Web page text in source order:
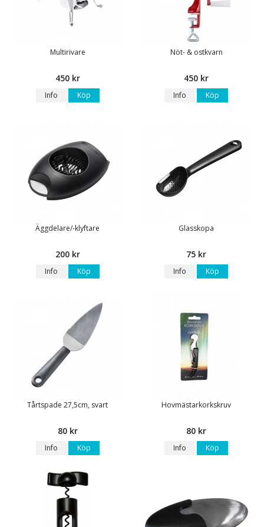
Multirivare
450 kr
Info Köp
Nöt- & ostkvarn
450 kr
Info Köp
Äggdelare/-klyftare
200 kr
Info Köp
Glasskopa
75 kr
Info Köp
Tårtspade 27,5cm, svart
80 kr
Info Köp
Hovmästarkorkskruv
80 kr
Info Köp